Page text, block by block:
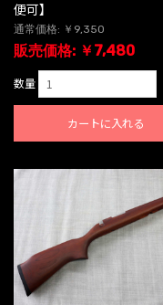
便可】
通常価格: ￥9,350
販売価格: ￥7,480
数量
カートに入れる